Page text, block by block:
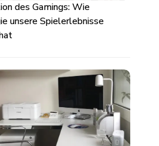
des Gamings: Wie
unsere Spielerlebnisse